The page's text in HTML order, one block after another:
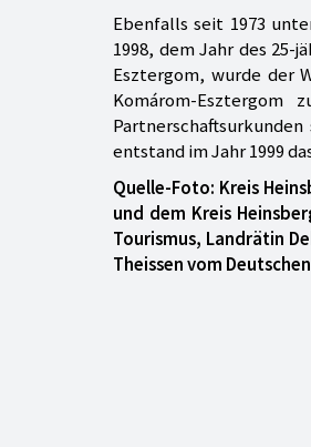
Ebenfalls seit 1973
1998, dem Jahr des
Esztergom, wurde der
Komárom-
entstand im Jahr 1999
Quelle-Foto: Kreis
und dem Kreis
Tourismus, Landrätin
Theissen vom